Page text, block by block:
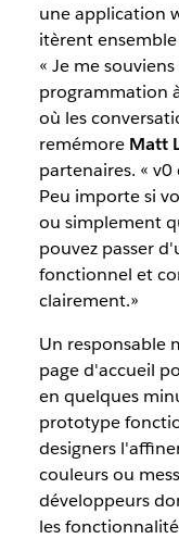
une application
itèrent ensemble
« Je me
programmation
où les
remémore Matt
partenaires. «
Peu importe si
ou simplement
pouvez passer
fonctionnel et
clairement.»
Un responsable
page d'accueil
en quelques
prototype
designers
couleurs ou
développeurs
les